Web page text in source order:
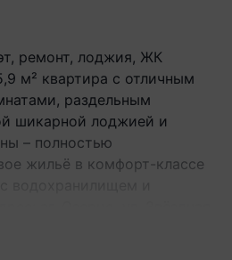
ремонт, лоджия, ЖК
м² квартира с отличным
раздельным
шикарной лоджией и
– полностью
жильё в комфорт-классе
аг. Озерцо, ул. Звёздная
квартира расположена на
5-этажного дома,